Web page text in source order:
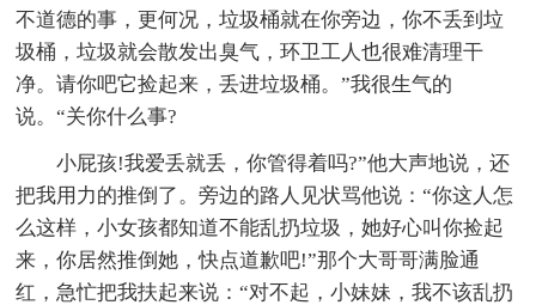
不道德的事，更何况，垃圾桶就在你旁边，你不丢到垃
圾桶，垃圾就会散发出臭气，环卫工人也很难清理干
净。请你吧它捡起来，丢进垃圾桶。”我很生气的
说。“关你什么事?
小屁孩!我爱丢就丢，你管得着吗?”他大声地说，还
把我用力的推倒了。旁边的路人见状骂他说：“你这人怎
么这样，小女孩都知道不能乱扔垃圾，她好心叫你捡起
来，你居然推倒她，快点道歉吧!”那个大哥哥满脸通
红，急忙把我扶起来说：“对不起，小妹妹，我不该乱扔